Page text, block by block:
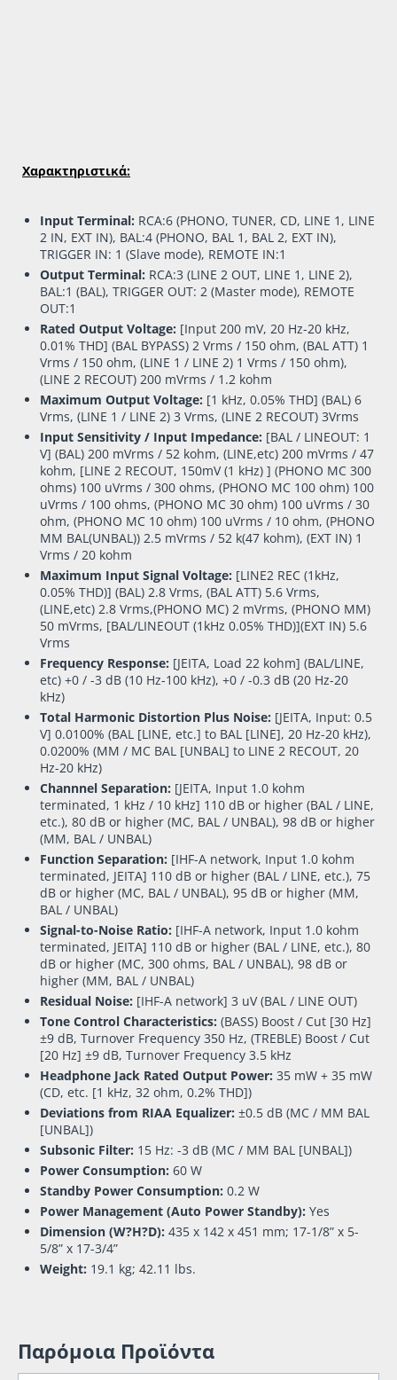
Χαρακτηριστικά:
Input Terminal: RCA:6 (PHONO, TUNER, CD, LINE 1, LINE
2 IN, EXT IN), BAL:4 (PHONO, BAL 1, BAL 2, EXT IN),
TRIGGER IN: 1 (Slave mode), REMOTE IN:1
Output Terminal: RCA:3 (LINE 2 OUT, LINE 1, LINE 2),
BAL:1 (BAL), TRIGGER OUT: 2 (Master mode), REMOTE
OUT:1
Rated Output Voltage: [Input 200 mV, 20 Hz-20 kHz,
0.01% THD] (BAL BYPASS) 2 Vrms / 150 ohm, (BAL ATT) 1
Vrms / 150 ohm, (LINE 1 / LINE 2) 1 Vrms / 150 ohm),
(LINE 2 RECOUT) 200 mVrms / 1.2 kohm
Maximum Output Voltage: [1 kHz, 0.05% THD] (BAL) 6
Vrms, (LINE 1 / LINE 2) 3 Vrms, (LINE 2 RECOUT) 3Vrms
Input Sensitivity / Input Impedance: [BAL / LINEOUT: 1
V] (BAL) 200 mVrms / 52 kohm, (LINE,etc) 200 mVrms / 47
kohm, [LINE 2 RECOUT, 150mV (1 kHz) ] (PHONO MC 300
ohms) 100 uVrms / 300 ohms, (PHONO MC 100 ohm) 100
uVrms / 100 ohms, (PHONO MC 30 ohm) 100 uVrms / 30
ohm, (PHONO MC 10 ohm) 100 uVrms / 10 ohm, (PHONO
MM BAL(UNBAL)) 2.5 mVrms / 52 k(47 kohm), (EXT IN) 1
Vrms / 20 kohm
Maximum Input Signal Voltage: [LINE2 REC (1kHz,
0.05% THD)] (BAL) 2.8 Vrms, (BAL ATT) 5.6 Vrms,
(LINE,etc) 2.8 Vrms,(PHONO MC) 2 mVrms, (PHONO MM)
50 mVrms, [BAL/LINEOUT (1kHz 0.05% THD)](EXT IN) 5.6
Vrms
Frequency Response: [JEITA, Load 22 kohm] (BAL/LINE,
etc) +0 / -3 dB (10 Hz-100 kHz), +0 / -0.3 dB (20 Hz-20
kHz)
Total Harmonic Distortion Plus Noise: [JEITA, Input: 0.5
V] 0.0100% (BAL [LINE, etc.] to BAL [LINE], 20 Hz-20 kHz),
0.0200% (MM / MC BAL [UNBAL] to LINE 2 RECOUT, 20
Hz-20 kHz)
Channnel Separation: [JEITA, Input 1.0 kohm
terminated, 1 kHz / 10 kHz] 110 dB or higher (BAL / LINE,
etc.), 80 dB or higher (MC, BAL / UNBAL), 98 dB or higher
(MM, BAL / UNBAL)
Function Separation: [IHF-A network, Input 1.0 kohm
terminated, JEITA] 110 dB or higher (BAL / LINE, etc.), 75
dB or higher (MC, BAL / UNBAL), 95 dB or higher (MM,
BAL / UNBAL)
Signal-to-Noise Ratio: [IHF-A network, Input 1.0 kohm
terminated, JEITA] 110 dB or higher (BAL / LINE, etc.), 80
dB or higher (MC, 300 ohms, BAL / UNBAL), 98 dB or
higher (MM, BAL / UNBAL)
Residual Noise: [IHF-A network] 3 uV (BAL / LINE OUT)
Tone Control Characteristics: (BASS) Boost / Cut [30 Hz]
±9 dB, Turnover Frequency 350 Hz, (TREBLE) Boost / Cut
[20 Hz] ±9 dB, Turnover Frequency 3.5 kHz
Headphone Jack Rated Output Power: 35 mW + 35 mW
(CD, etc. [1 kHz, 32 ohm, 0.2% THD])
Deviations from RIAA Equalizer: ±0.5 dB (MC / MM BAL
[UNBAL])
Subsonic Filter: 15 Hz: -3 dB (MC / MM BAL [UNBAL])
Power Consumption: 60 W
Standby Power Consumption: 0.2 W
Power Management (Auto Power Standby): Yes
Dimension (W?H?D): 435 x 142 x 451 mm; 17-1/8” x 5-
5/8” x 17-3/4”
Weight: 19.1 kg; 42.11 lbs.
Παρόμοια Προϊόντα